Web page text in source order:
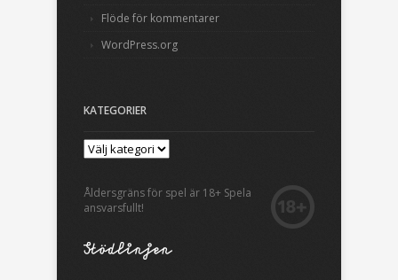
Flöde för kommentarer
WordPress.org
KATEGORIER
Åldersgräns för spel är 18+ Spela
ansvarsfullt!